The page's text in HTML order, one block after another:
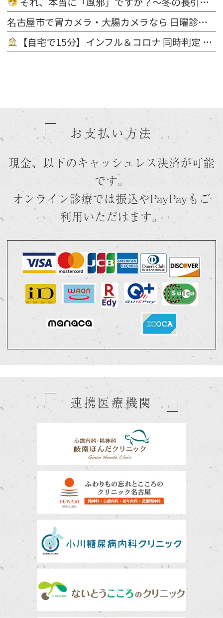
名古屋市で胃カメラ・大腸カメラなら 日曜診療・鎮静検査対応｜天白橋内科内視鏡クリニック
【自宅で15分】インフル＆コロナ 同時判定 医療用抗原キット 販売開始 ＠天白橋内科内視鏡クリニック
お支払い方法
現金、以下のキャッシュレス決済が可能
です。
オンライン診療では振込やPayPayもご
利用いただけます。
連携医療機関